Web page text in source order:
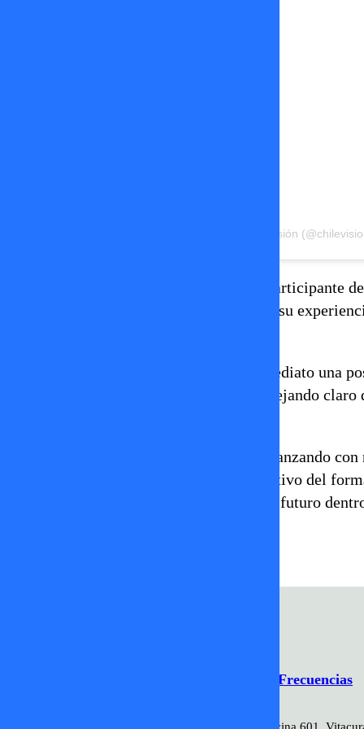
Una publicación compartida de Chilevisión
Pese a lo inesperado de su salida, la ex
la pista, reconoció entre risas lo corto de su
Incluso, fue más allá al descartar de inmediato una
estaba interesada en volver a competir, dejando
De esta manera, el programa continúa avanzando
Trini Cerda no solo evidencia lo competitivo del
donde cada presentación puede definir el futuro
Frecuencias
2026 ©TV+SpA. Av. Presidente Kennedy #9070. Oficina 601.